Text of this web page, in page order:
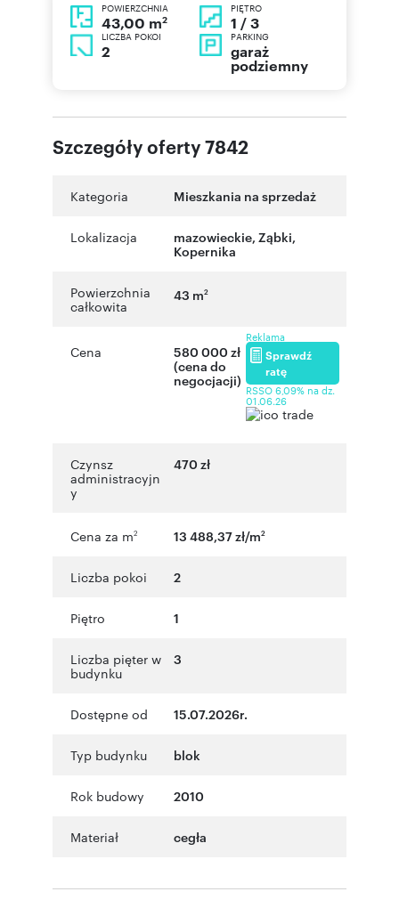
POWIERZCHNIA
43,00 m2
PIĘTRO
1 / 3
LICZBA POKOI
2
PARKING
garaż
podziemny
Szczegóły oferty 7842
Kategoria Mieszkania na sprzedaż
Lokalizacja mazowieckie, Ząbki,
Kopernika
Powierzchnia
całkowita
43 m2
Cena
580 000 zł
(cena do
negocjacji)
Reklama
Sprawdź
ratę
RSSO 6,09% na dz.
01.06.26
Czynsz
administracyjn
y
470 zł
Cena za m2 13 488,37 zł/m2
Liczba pokoi 2
Piętro 1
Liczba pięter w
budynku
3
Dostępne od 15.07.2026r.
Typ budynku blok
Rok budowy 2010
Materiał cegła